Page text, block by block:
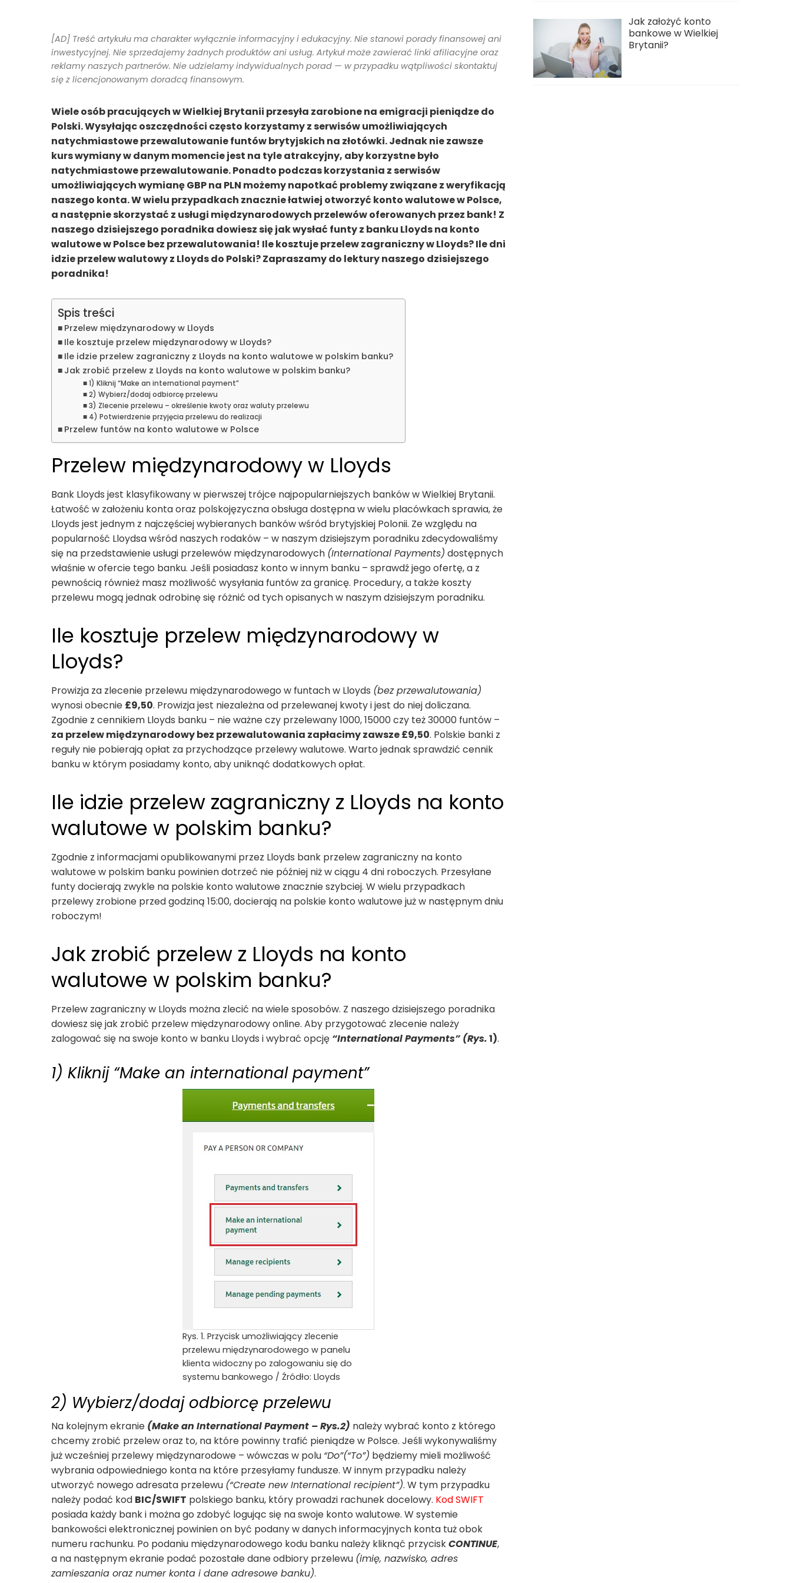
[AD] Treść artykułu ma charakter wyłącznie informacyjny i edukacyjny. Nie stanowi porady finansowej ani
inwestycyjnej. Nie sprzedajemy żadnych produktów ani usług. Artykuł może zawierać linki afiliacyjne oraz
reklamy naszych partnerów. Nie udzielamy indywidualnych porad — w przypadku wątpliwości skontaktuj
się z licencjonowanym doradcą finansowym.
Wiele osób pracujących w Wielkiej Brytanii przesyła zarobione na emigracji pieniądze do
Polski. Wysyłając oszczędności często korzystamy z serwisów umożliwiających
natychmiastowe przewalutowanie funtów brytyjskich na złotówki. Jednak nie zawsze
kurs wymiany w danym momencie jest na tyle atrakcyjny, aby korzystne było
natychmiastowe przewalutowanie. Ponadto podczas korzystania z serwisów
umożliwiających wymianę GBP na PLN możemy napotkać problemy związane z weryfikacją
naszego konta. W wielu przypadkach znacznie łatwiej otworzyć konto walutowe w Polsce,
a następnie skorzystać z usługi międzynarodowych przelewów oferowanych przez bank! Z
naszego dzisiejszego poradnika dowiesz się jak wysłać funty z banku Lloyds na konto
walutowe w Polsce bez przewalutowania! Ile kosztuje przelew zagraniczny w Lloyds? Ile dni
idzie przelew walutowy z Lloyds do Polski? Zapraszamy do lektury naszego dzisiejszego
poradnika!
Spis treści
Przelew międzynarodowy w Lloyds
Ile kosztuje przelew międzynarodowy w Lloyds?
Ile idzie przelew zagraniczny z Lloyds na konto walutowe w polskim banku?
Jak zrobić przelew z Lloyds na konto walutowe w polskim banku?
1) Kliknij “Make an international payment”
2) Wybierz/dodaj odbiorcę przelewu
3) Zlecenie przelewu – określenie kwoty oraz waluty przelewu
4) Potwierdzenie przyjęcia przelewu do realizacji
Przelew funtów na konto walutowe w Polsce
Przelew międzynarodowy w Lloyds
Bank Lloyds jest klasyfikowany w pierwszej trójce najpopularniejszych banków w Wielkiej Brytanii.
Łatwość w założeniu konta oraz polskojęzyczna obsługa dostępna w wielu placówkach sprawia, że
Lloyds jest jednym z najczęściej wybieranych banków wśród brytyjskiej Polonii. Ze względu na
popularność Lloydsa wśród naszych rodaków – w naszym dzisiejszym poradniku zdecydowaliśmy
się na przedstawienie usługi przelewów międzynarodowych (International Payments) dostępnych
właśnie w ofercie tego banku. Jeśli posiadasz konto w innym banku – sprawdź jego ofertę, a z
pewnością również masz możliwość wysyłania funtów za granicę. Procedury, a także koszty
przelewu mogą jednak odrobinę się różnić od tych opisanych w naszym dzisiejszym poradniku.
Ile kosztuje przelew międzynarodowy w
Lloyds?
Prowizja za zlecenie przelewu międzynarodowego w funtach w Lloyds (bez przewalutowania)
wynosi obecnie £9,50. Prowizja jest niezależna od przelewanej kwoty i jest do niej doliczana.
Zgodnie z cennikiem Lloyds banku – nie ważne czy przelewany 1000, 15000 czy też 30000 funtów –
za przelew międzynarodowy bez przewalutowania zapłacimy zawsze £9,50. Polskie banki z
reguły nie pobierają opłat za przychodzące przelewy walutowe. Warto jednak sprawdzić cennik
banku w którym posiadamy konto, aby uniknąć dodatkowych opłat.
Ile idzie przelew zagraniczny z Lloyds na konto
walutowe w polskim banku?
Zgodnie z informacjami opublikowanymi przez Lloyds bank przelew zagraniczny na konto
walutowe w polskim banku powinien dotrzeć nie później niż w ciągu 4 dni roboczych. Przesyłane
funty docierają zwykle na polskie konto walutowe znacznie szybciej. W wielu przypadkach
przelewy zrobione przed godziną 15:00, docierają na polskie konto walutowe już w następnym dniu
roboczym!
Jak zrobić przelew z Lloyds na konto
walutowe w polskim banku?
Przelew zagraniczny w Lloyds można zlecić na wiele sposobów. Z naszego dzisiejszego poradnika
dowiesz się jak zrobić przelew międzynarodowy online. Aby przygotować zlecenie należy
zalogować się na swoje konto w banku Lloyds i wybrać opcję “International Payments” (Rys.1).
1) Kliknij “Make an international payment”
Rys. 1. Przycisk umożliwiający zlecenie
przelewu międzynarodowego w panelu
klienta widoczny po zalogowaniu się do
systemu bankowego / Źródło: Lloyds
2) Wybierz/dodaj odbiorcę przelewu
Na kolejnym ekranie (Make an International Payment – Rys.2) należy wybrać konto z którego
chcemy zrobić przelew oraz to, na które powinny trafić pieniądze w Polsce. Jeśli wykonywaliśmy
już wcześniej przelewy międzynarodowe – wówczas w polu “Do”(“To”) będziemy mieli możliwość
wybrania odpowiedniego konta na które przesyłamy fundusze. W innym przypadku należy
utworzyć nowego adresata przelewu (“Create new International recipient”). W tym przypadku
należy podać kod BIC/SWIFT polskiego banku, który prowadzi rachunek docelowy. Kod SWIFT
posiada każdy bank i można go zdobyć logując się na swoje konto walutowe. W systemie
bankowości elektronicznej powinien on być podany w danych informacyjnych konta tuż obok
numeru rachunku. Po podaniu międzynarodowego kodu banku należy kliknąć przyciskCONTINUE,
a na następnym ekranie podać pozostałe dane odbiory przelewu (imię, nazwisko, adres
zamieszania oraz numer konta i dane adresowe banku).
Jak założyć konto
bankowe w Wielkiej
Brytanii?